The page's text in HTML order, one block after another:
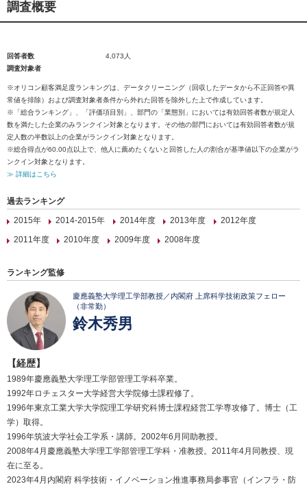
調査概要
回答者数
4,073人
調査対象者
※オリコン顧客満足度ランキングは、データクリーニング（回収したデータから不正回答や異
常値を排除）および調査対象者条件から外れた回答を除外した上で作成しています。
※「総合ランキング」、「評価項目別」、部門の「業態別」においては有効回答者数が規定人
数を満たした企業のみランクイン対象となります。その他の部門においては有効回答者数が規
定人数の半数以上の企業がランクイン対象となります。
※総合得点が60.00点以上で、他人に薦めたくないと回答した人の割合が基準値以下の企業がラ
ンクイン対象となります。
≫ 詳細はこちら
過去ランキング
2015年
2014-2015年 2014年度 2013年度
2012年度
2011年度
2010年度 2009年度 2008年度
ランキング監修
慶應義塾大学理工学部教授／内閣府 上席科学技術政策フェロー
（非常勤）
鈴木秀男
【経歴】
1989年慶應義塾大学理工学部管理工学科卒業。
1992年ロチェスター大学経営大学院修士課程修了。
1996年東京工業大学大学院理工学研究科博士課程経営工学専攻修了。博士（工
学）取得。
1996年筑波大学社会工学系・講師。2002年6月同助教授。
2008年4月慶應義塾大学理工学部管理工学科・准教授。2011年4月同教授、現
在に至る。
2023年4月内閣府 科学技術・イノベーション推進事務局参事官（インフラ・防